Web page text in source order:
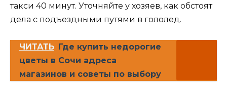
такси 40 минут. Уточняйте у хозяев, как обстоят
дела с подъездными путями в гололед.
ЧИТАТЬ Где купить недорогие
цветы в Сочи адреса
магазинов и советы по выбору